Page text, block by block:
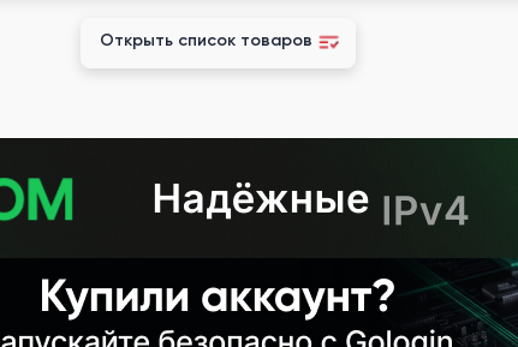
Открыть список товаров